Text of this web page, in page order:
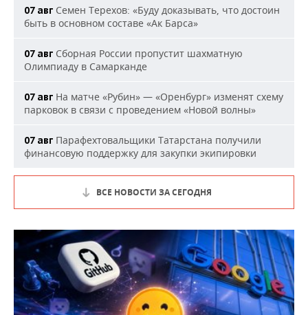
07 авг Семен Терехов: «Буду доказывать, что достоин
быть в основном составе «Ак Барса»
07 авг Сборная России пропустит шахматную
Олимпиаду в Самарканде
07 авг На матче «Рубин» — «Оренбург» изменят схему
парковок в связи с проведением «Новой волны»
07 авг Парафехтовальщики Татарстана получили
финансовую поддержку для закупки экипировки
ВСЕ НОВОСТИ ЗА СЕГОДНЯ